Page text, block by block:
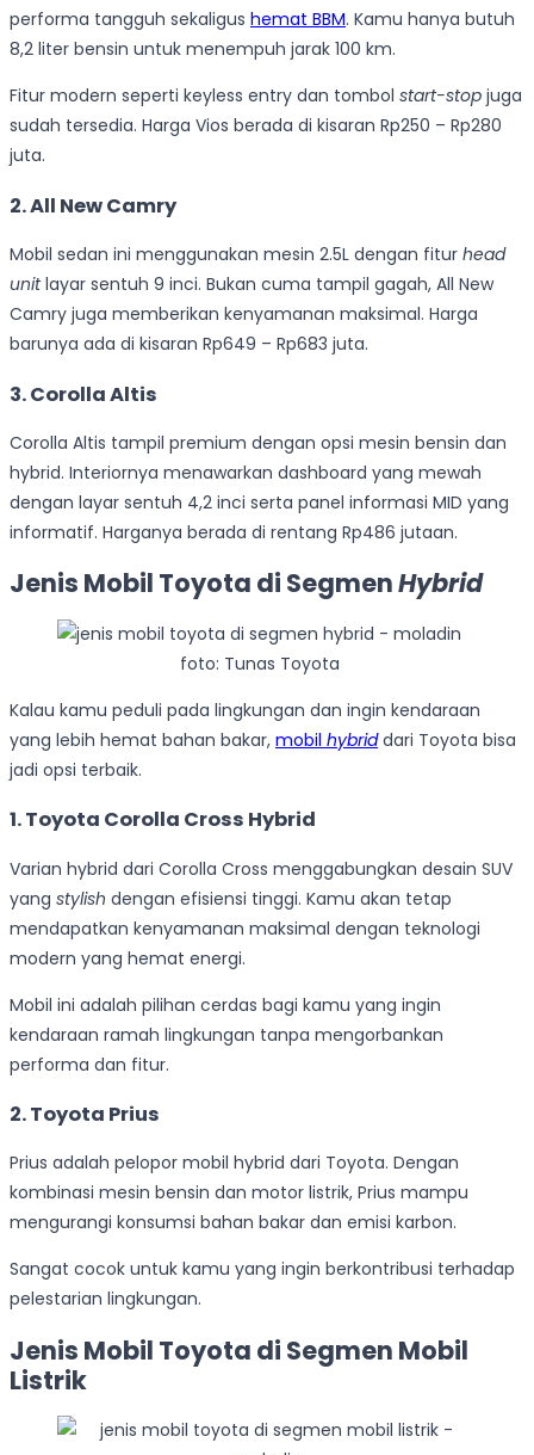
performa tangguh sekaligus hemat BBM. Kamu hanya butuh
8,2 liter bensin untuk menempuh jarak 100 km.
Fitur modern seperti keyless entry dan tombol start-stop juga
sudah tersedia. Harga Vios berada di kisaran Rp250 – Rp280
juta.
2. All New Camry
Mobil sedan ini menggunakan mesin 2.5L dengan fitur head
unitlayar sentuh 9 inci. Bukan cuma tampil gagah, All New
Camry juga memberikan kenyamanan maksimal. Harga
barunya ada di kisaran Rp649 – Rp683 juta.
3. Corolla Altis
Corolla Altis tampil premium dengan opsi mesin bensin dan
hybrid. Interiornya menawarkan dashboard yang mewah
dengan layar sentuh 4,2 inci serta panel informasi MID yang
informatif. Harganya berada di rentang Rp486 jutaan.
Jenis Mobil Toyota di SegmenHybrid
foto: Tunas Toyota
Kalau kamu peduli pada lingkungan dan ingin kendaraan
yang lebih hemat bahan bakar, mobil hybriddari Toyota bisa
jadi opsi terbaik.
1. Toyota Corolla Cross Hybrid
Varian hybrid dari Corolla Cross menggabungkan desain SUV
yang stylish dengan efisiensi tinggi. Kamu akan tetap
mendapatkan kenyamanan maksimal dengan teknologi
modern yang hemat energi.
Mobil ini adalah pilihan cerdas bagi kamu yang ingin
kendaraan ramah lingkungan tanpa mengorbankan
performa dan fitur.
2. Toyota Prius
Prius adalah pelopor mobil hybrid dari Toyota. Dengan
kombinasi mesin bensin dan motor listrik, Prius mampu
mengurangi konsumsi bahan bakar dan emisi karbon.
Sangat cocok untuk kamu yang ingin berkontribusi terhadap
pelestarian lingkungan.
Jenis Mobil Toyota di Segmen Mobil
Listrik